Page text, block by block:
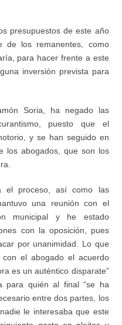
presupuestos de este año
de los remanentes, como
para hacer frente a este
inversión prevista para
Soria, ha negado las
puesto que el
y se han seguido en
los abogados, que son los
el proceso, así como las
una reunión con el
municipal y he estado
con la oposición, pues
por unanimidad. Lo que
el abogado el acuerdo
es un auténtico disparate”
para quién al final “se ha
entre dos partes, los
le interesaba que este